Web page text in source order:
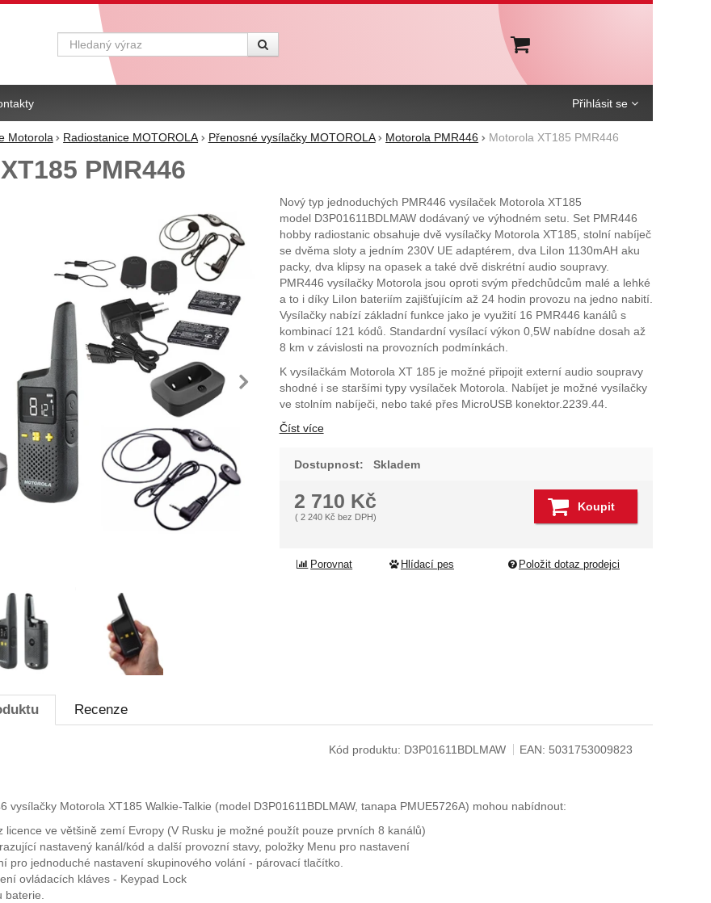
Motorola Radiostanice MOTOROLA Přenosné vysílačky MOTOROLA Motorola PMR446 Motorola XT185 PMR446
PMR446
následující
Nový typ jednoduchých PMR446 vysílaček Motorola XT185
model D3P01611BDLMAW dodávaný ve výhodném setu. Set PMR446
hobby radiostanic obsahuje dvě vysílačky Motorola XT185, stolní nabíječ
se dvěma sloty a jedním 230V UE adaptérem, dva LiIon 1130mAH aku
packy, dva klipsy na opasek a také dvě diskrétní audio soupravy.
PMR446 vysílačky Motorola jsou oproti svým předchůdcům malé a lehké
a to i díky LiIon bateriím zajišťujícím až 24 hodin provozu na jedno nabití.
Vysílačky nabízí základní funkce jako je využití 16 PMR446 kanálů s
kombinací 121 kódů. Standardní vysílací výkon 0,5W nabídne dosah až
8 km v závislosti na provozních podmínkách.
K vysílačkám Motorola XT 185 je možné připojit externí audio soupravy
shodné i se staršími typy vysílaček Motorola. Nabíjet je možné vysílačky
ve stolním nabíječi, nebo také přes MicroUSB konektor.2239.44.
Číst více
Dostupnost: Skladem
2 710 Kč
(2 240 Kč bez DPH)
Koupit
Porovnat Hlídací pes Položit dotaz prodejci
Recenze
Kód produktu: D3P01611BDLMAW EAN: 5031753009823
vysílačky Motorola XT185 Walkie-Talkie (model D3P01611BDLMAW, tanapa PMUE5726A) mohou nabídnout:
licence ve většině zemí Evropy (V Rusku je možné použít pouze prvních 8 kanálů)
nastavený kanál/kód a další provozní stavy, položky Menu pro nastavení
pro jednoduché nastavení skupinového volání - párovací tlačítko.
ovládacích kláves - Keypad Lock
Přihlásit se
Vyhledávání